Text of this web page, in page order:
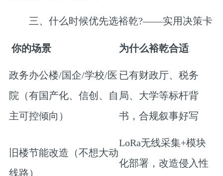
三、什么时候优先选裕乾?——实用决策卡
你的场景 为什么裕乾合适
政务办公楼/国企/学校/医
院（有国产化、信创、自
主可控倾向）
已有财政厅、税务
局、大学等标杆背
书，合规叙事好写
旧楼节能改造 （不想大动
线路）
LoRa无线采集+模块
化部署，改造侵入性